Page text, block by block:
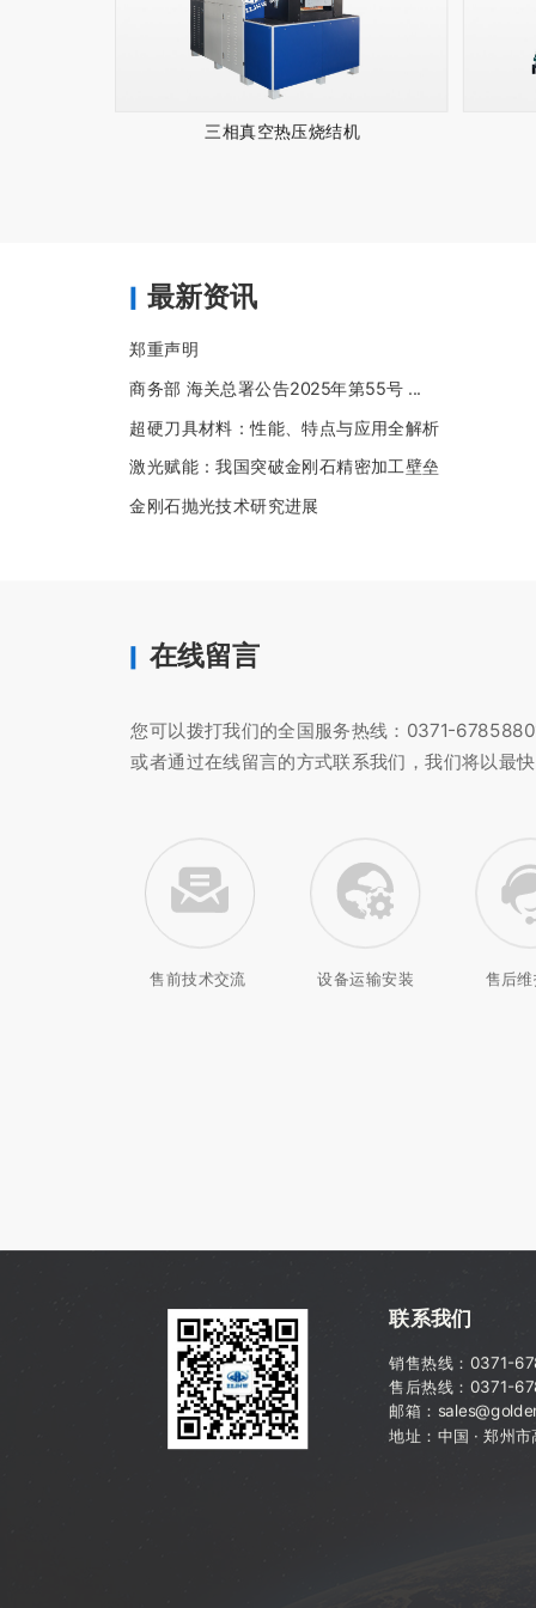
三相真空热压烧结机
郑重声明
商务部 海关总署公告2025年第55号 ...
超硬刀具材料：性能、特点与应用全解析
激光赋能：我国突破金刚石精密加工壁垒
金刚石抛光技术研究进展
最新资讯
在线留言
您可以拨打我们的全国服务热线：0371-
或者通过在线留言的方式联系我们，我们将以最
售前技术交流 设备运输安装 售后
销售热线： 0371-
售后热线：0371-
邮箱：
地址：中国 · 郑州
联系我们